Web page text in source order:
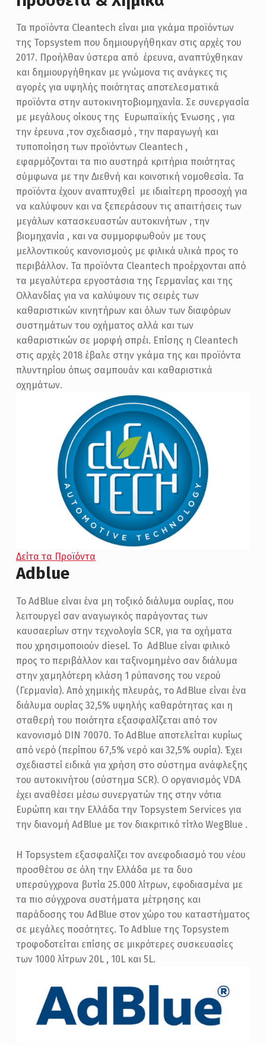
Τα προϊόντα Cleantech είναι μια γκάμα προϊόντων
της Topsystem που δημιουργήθηκαν στις αρχές του
2017. Προήλθαν ύστερα από έρευνα, αναπτύχθηκαν
και δημιουργήθηκαν με γνώμονα τις ανάγκες τις
αγορές για υψηλής ποιότητας αποτελεσματικά
προϊόντα στην αυτοκινητοβιομηχανία. Σε συνεργασία
με μεγάλους οίκους της Ευρωπαϊκής Ένωσης , για
την έρευνα ,τον σχεδιασμό , την παραγωγή και
τυποποίηση των προϊόντων Cleantech ,
εφαρμόζονται τα πιο αυστηρά κριτήρια ποιότητας
σύμφωνα με την Διεθνή και κοινοτική νομοθεσία. Τα
προϊόντα έχουν αναπτυχθεί με ιδιαίτερη προσοχή για
να καλύψουν και να ξεπεράσουν τις απαιτήσεις των
μεγάλων κατασκευαστών αυτοκινήτων , την
βιομηχανία , και να συμμορφωθούν με τους
μελλοντικούς κανονισμούς με φιλικά υλικά προς το
περιβάλλον. Τα προϊόντα Cleantech προέρχονται από
τα μεγαλύτερα εργοστάσια της Γερμανίας και της
Ολλανδίας για να καλύψουν τις σειρές των
καθαριστικών κινητήρων και όλων των διαφόρων
συστημάτων του οχήματος αλλά και των
καθαριστικών σε μορφή σπρέι. Επίσης η Cleantech
στις αρχές 2018 έβαλε στην γκάμα της και προϊόντα
πλυντηρίου όπως σαμπουάν και καθαριστικά
οχημάτων.
Δείτα τα Προϊόντα
Adblue
Το AdBlue είναι ένα μη τοξικό διάλυμα ουρίας, που
λειτουργεί σαν αναγωγικός παράγοντας των
καυσαερίων στην τεχνολογία SCR, για τα οχήματα
που χρησιμοποιούν diesel. Το AdBlue είναι φιλικό
προς το περιβάλλον και ταξινομημένο σαν διάλυμα
στην χαμηλότερη κλάση 1 ρύπανσης του νερού
(Γερμανία). Από χημικής πλευράς, το AdBlue είναι ένα
διάλυμα ουρίας 32,5% υψηλής καθαρότητας και η
σταθερή του ποιότητα εξασφαλίζεται από τον
κανονισμό DIN 70070. Το AdBlue αποτελείται κυρίως
από νερό (περίπου 67,5% νερό και 32,5% ουρία). Έχει
σχεδιαστεί ειδικά για χρήση στο σύστημα ανάφλεξης
του αυτοκινήτου (σύστημα SCR). O οργανισμός VDA
έχει αναθέσει μέσω συνεργατών της στην νότια
Ευρώπη και την Ελλάδα την Topsystem Services για
την διανομή AdBlue με τον διακριτικό τίτλο WegBlue .
Η Topsystem εξασφαλίζει τον ανεφοδιασμό του νέου
προσθέτου σε όλη την Ελλάδα με τα δυο
υπερσύγχρονα βυτία 25.000 λίτρων, εφοδιασμένα με
τα πιο σύγχρονα συστήματα μέτρησης και
παράδοσης του AdBlue στον χώρο του καταστήματος
σε μεγάλες ποσότητες. Το Adblue της Topsystem
τροφοδοτείται επίσης σε μικρότερες συσκευασίες
των 1000 λίτρων 20L , 10L και 5L.